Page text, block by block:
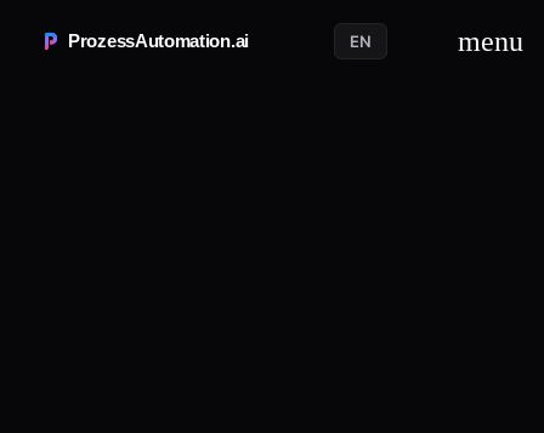
ProzessAutomation.ai EN menu